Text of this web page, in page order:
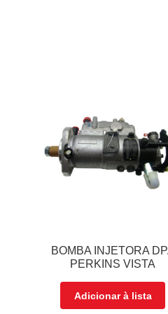
BOMBA INJETORA
PERKINS VISTA
Adicionar à lista